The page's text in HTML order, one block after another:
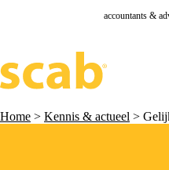
accountants &
Home > Kennis & actueel >